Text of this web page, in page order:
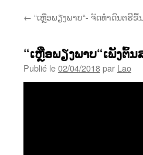
← “ເຫຼືອພຽງພາບ“- ຈັດທຳດົນຕຮີ
“ເຫຼືອພຽງພາບ“ເພັງຕົ້
Publié le02/04/2018par Lao